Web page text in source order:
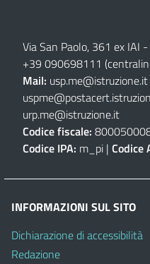
Via San Paolo, 361 ex IAI
+39 090698111
Mail: usp.me@istruzione.it
urp.me@istruzione.it
Codice fiscale:
Codice IPA: m_pi | Codice
INFORMAZIONI SUL SITO
Dichiarazione di accessibilità
Redazione